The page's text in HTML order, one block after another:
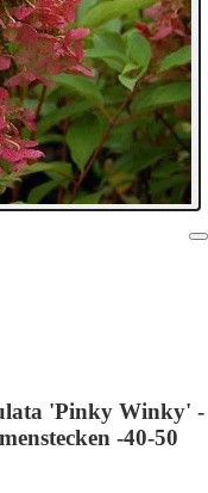
'Pinky Winky' -
-40-50